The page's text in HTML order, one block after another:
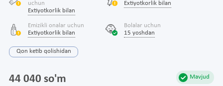
uchun
Extiyotkorlik bilan
Extiyotkorlik bilan
Emizikli onalar uchun
Extiyotkorlik bilan
Bolalar uchun
15 yoshdan
Qon ketib qolishidan
Mavjud
44 040 so'm